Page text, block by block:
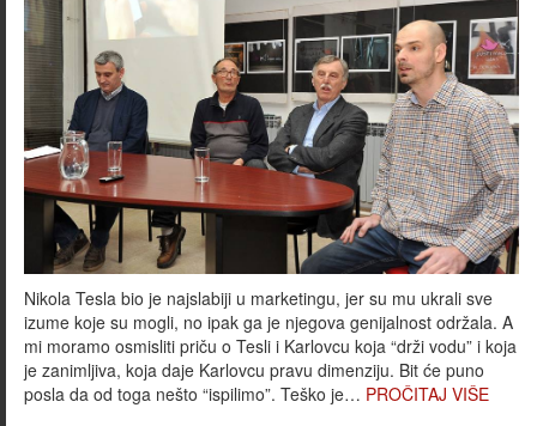
Nikola Tesla bio je najslabiji u marketingu, jer su mu ukrali sve
izume koje su mogli, no ipak ga je njegova genijalnost održala. A
mi moramo osmisliti priču o Tesli i Karlovcu koja “drži vodu” i koja
je zanimljiva, koja daje Karlovcu pravu dimenziju. Bit će puno
posla da od toga nešto “ispilimo”. Teško je… PROČITAJ VIŠE